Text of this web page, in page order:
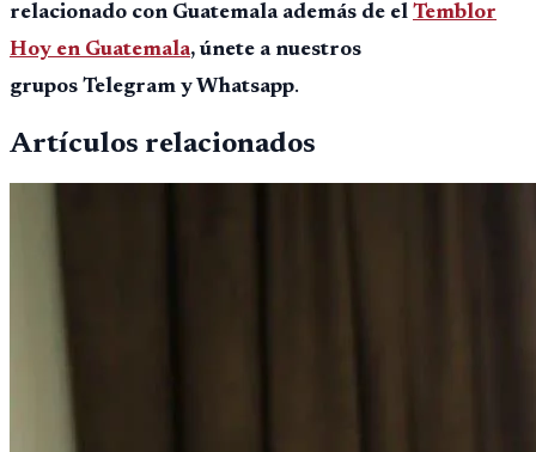
relacionado con Guatemala además de el Temblor
Hoy en Guatemala, únete a nuestros
grupos Telegram y Whatsapp.
Artículos relacionados